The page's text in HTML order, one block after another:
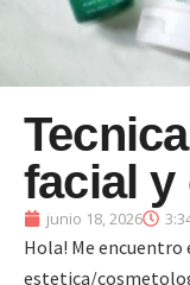
facial y
junio 18, 2026
Hola! Me encuentro
estetica/